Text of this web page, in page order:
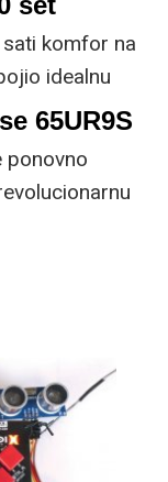
komfor na
idealnu
s naprednim
65UR9S
ponovno